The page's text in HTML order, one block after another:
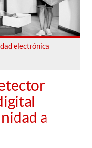
electrónica
a